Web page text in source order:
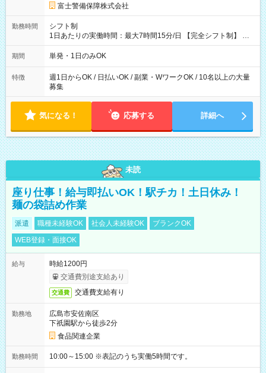
時間の場合、時給3,490円） ------------------------------------------ よ
り上位の資格取得やリーダー手当を取得すると ”さらに”加算さ
れます！ ※日当支給時振込手数料等は一切ありません。 【試用
期間】試用期間なし
富士警備保障株式会社
勤務時間
シフト制
1日あたりの実働時間：最大7時間15分/日 【完全シフト制】 例
(1) 8：00~17:00（休憩１h） 例(2) 13:00~16:00（早上がりでも
全額支給！） 例(3) 21:00~5:00（夜勤なら日当1.25倍！！）
期間 単発・1日のみOK
特徴
週1日からOK / 日払いOK / 副業・WワークOK / 10名以上の大量
募集
気になる！ 応募する 詳細へ
未読
座り仕事！給与即払いOK！駅チカ！土日休み！
麺の袋詰め作業
派遣 職種未経験OK 社会人未経験OK
ブランクOK
WEB登録・面接OK
給与
時給1200円
交通費別途支給あり
交通費 交通費支給有り
勤務地
広島市安佐南区
下祇園駅から徒歩2分
食品関連企業
勤務時間 10:00～15:00 ※表記のうち実働5時間です。